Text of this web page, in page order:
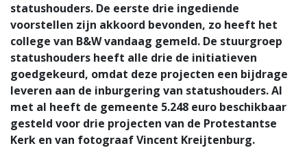
statushouders. De eerste drie ingediende
voorstellen zijn akkoord bevonden, zo heeft het
college van B&W vandaag gemeld. De stuurgroep
statushouders heeft alle drie de initiatieven
goedgekeurd, omdat deze projecten een bijdrage
leveren aan de inburgering van statushouders. Al
met al heeft de gemeente 5.248 euro beschikbaar
gesteld voor drie projecten van de Protestantse
Kerk en van fotograaf Vincent Kreijtenburg.